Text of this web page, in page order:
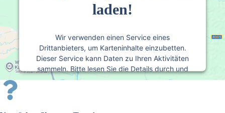
laden!
Wir verwenden einen Service eines
Drittanbieters, um Karteninhalte einzubetten.
Dieser Service kann Daten zu Ihren Aktivitäten
sammeln. Bitte lesen Sie die Details durch und
stimmen Sie der Nutzung des Service zu, um